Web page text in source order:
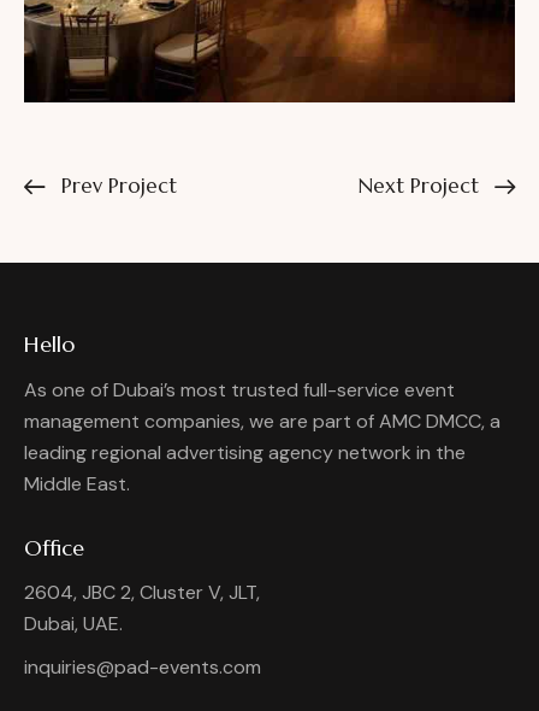
Prev Project Next Project
Hello
As one of Dubai’s most trusted full-service event
management companies, we are part of AMC DMCC, a
leading regional advertising agency network in the
Middle East.
Office
2604, JBC 2, Cluster V, JLT,
Dubai, UAE.
inquiries@pad-events.com